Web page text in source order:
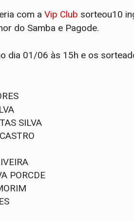
com a Vip Club sorteou10
do Samba e Pagode.
dia 01/06 às 15h e os
SILVA
PORCDE